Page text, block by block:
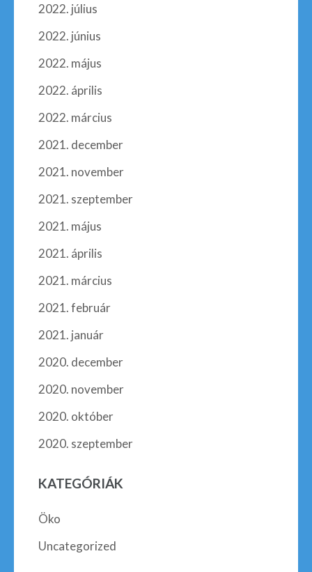
2022. július
2022. június
2022. május
2022. április
2022. március
2021. december
2021. november
2021. szeptember
2021. május
2021. április
2021. március
2021. február
2021. január
2020. december
2020. november
2020. október
2020. szeptember
KATEGÓRIÁK
Öko
Uncategorized